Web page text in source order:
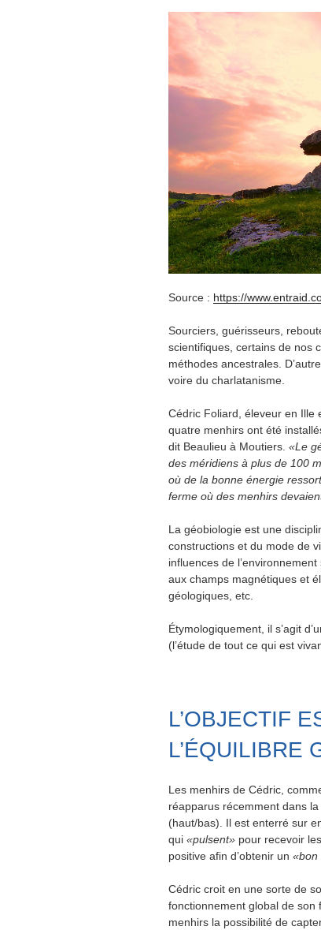
Source : https://
Sourciers, guérisseurs,
scientifiques, certains de nos
méthodes ancestrales.
voire du charlatanisme.
Cédric Foliard, éleveur en Ille
quatre menhirs ont été
dit Beaulieu à Moutiers. «Le
des méridiens à plus de 100
où de la bonne énergie
ferme où des menhirs
La géobiologie est une
constructions et du mode de
influences de
aux champs magnétiques et
géologiques, etc.
Étymologiquement, il s’agit
(l’étude de tout ce qui est
L’OBJECTIF
L’ÉQUILIBRE
Les menhirs de Cédric,
réapparus récemment dans
(haut/bas). Il est enterré sur
qui «pulsent» pour recevoir
positive afin d’obtenir un «bon
Cédric croit en une sorte de
fonctionnement global de son
menhirs la possibilité de